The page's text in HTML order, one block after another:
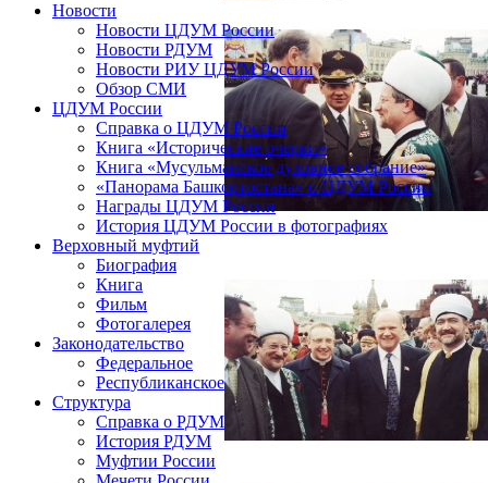
Новости
Новости ЦДУМ России
Новости РДУМ
Новости РИУ ЦДУМ России
Обзор СМИ
ЦДУМ России
Справка о ЦДУМ России
Книга «Исторические очерки»
Книга «Мусульманское духовное собрание»
«Панорама Башкортостана» о ЦДУМ России
Награды ЦДУМ России
История ЦДУМ России в фотографиях
Верховный муфтий
Биография
Книга
Фильм
Фотогалерея
Законодательство
Федеральное
Республиканское
Структура
Справка о РДУМ
История РДУМ
Муфтии России